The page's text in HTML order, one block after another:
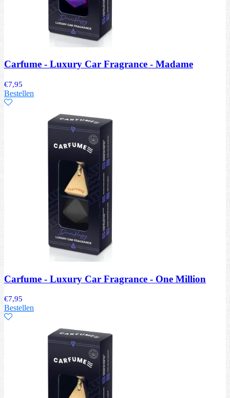
Carfume - Luxury Car Fragrance - Madame
€7,95
Bestellen
Carfume - Luxury Car Fragrance - One Million
€7,95
Bestellen